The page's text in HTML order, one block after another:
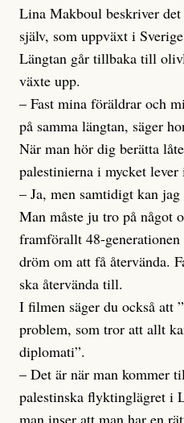
Lina Makboul beskriver
själv, som uppväxt i
Längtan går tillbaka till
växte upp.
– Fast mina föräldrar och
på samma längtan, säger
När man hör dig berätta
palestinierna i mycket
– Ja, men samtidigt kan
Man måste ju tro på något
framförallt 48-
dröm om att få återvända.
ska återvända till.
I filmen säger du också att
problem, som tror att allt
diplomati”.
– Det är när man kommer
palestinska flyktinglägret i